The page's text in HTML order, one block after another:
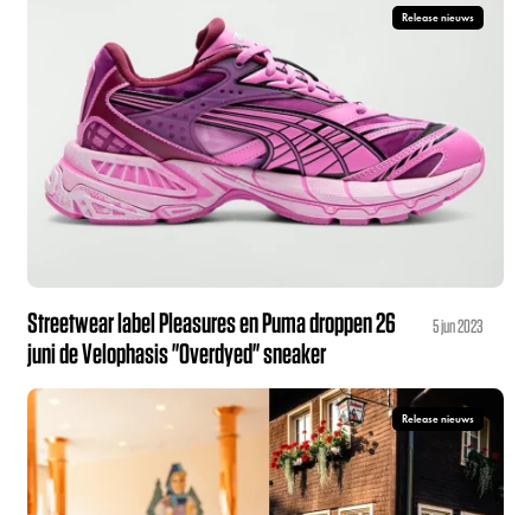
Release nieuws
Streetwear label Pleasures en Puma droppen 26
juni de Velophasis "Overdyed" sneaker
5 jun 2023
Release nieuws